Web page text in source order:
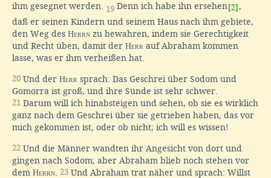
ihm gesegnet werden. 19 Denn ich habe ihn ersehen [2],
daß er seinen Kindern und seinem Haus nach ihm gebiete,
den Weg des Herrn zu bewahren, indem sie Gerechtigkeit
und Recht üben, damit der Herr auf Abraham kommen
lasse, was er ihm verheißen hat.
20 Und der Herr sprach: Das Geschrei über Sodom und
Gomorra ist groß, und ihre Sünde ist sehr schwer.
21 Darum will ich hinabsteigen und sehen, ob sie es wirklich
ganz nach dem Geschrei über sie getrieben haben, das vor
mich gekommen ist, oder ob nicht; ich will es wissen!
22 Und die Männer wandten ihr Angesicht von dort und
gingen nach Sodom; aber Abraham blieb noch stehen vor
dem Herrn 23 Und Abraham trat näher und sprach: Willst